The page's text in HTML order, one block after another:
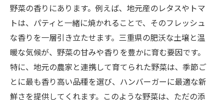
野菜の香りにあります。例えば、地元産のレタスやトマ
トは、パティと一緒に焼かれることで、そのフレッシュ
な香りを一層引き立たせます。三重県の肥沃な土壌と温
暖な気候が、野菜の甘みや香りを豊かに育む要因です。
特に、地元の農家と連携して育てられた野菜は、季節ご
とに最も香り高い品種を選び、ハンバーガーに最適な新
鮮さを提供してくれます。このような野菜は、ただの添